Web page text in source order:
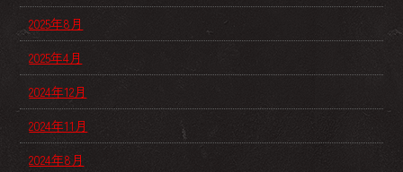
2025年8月
2025年4月
2024年12月
2024年11月
2024年8月